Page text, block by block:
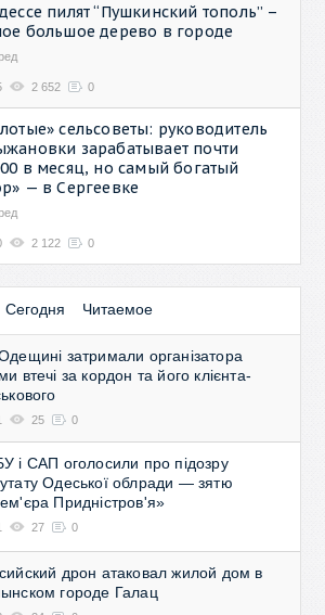
пилят “Пушкинский тополь” –
большое дерево в городе
2 652 0
сельсоветы: руководитель
зарабатывает почти
в месяц, но самый богатый
— в Сергеевке
2 122 0
Сегодня Читаемое
затримали організатора
втечі за кордон та його клієнта-
25 0
і САП оголосили про підозру
Одеської облради — зятю
Придністров'я»
27 0
дрон атаковал жилой дом в
городе Галац